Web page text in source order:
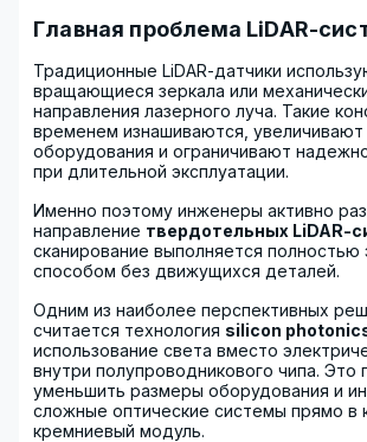
Главная проблема LiDAR-
Традиционные LiDAR-датчики
вращающиеся зеркала или
направления лазерного луча. Такие
временем изнашиваются, увеличивают
оборудования и ограничивают
при длительной эксплуатации.
Именно поэтому инженеры активно
направление твердотельных LiDAR-
сканирование выполняется полностью
способом без движущихся деталей.
Одним из наиболее перспективных
считается технология silicon
использование света вместо
внутри полупроводникового чипа. Это
уменьшить размеры оборудования и
сложные оптические системы прямо в
кремниевый модуль.